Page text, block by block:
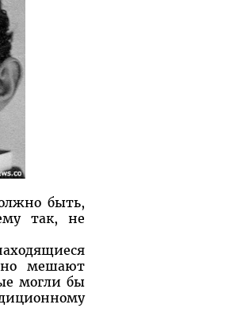
быть,
так, не
мешают
могли бы